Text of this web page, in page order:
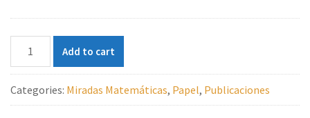
geometría
de
las
ciudades
Add to cart
Categories: Miradas Matemáticas, Papel, Publicaciones